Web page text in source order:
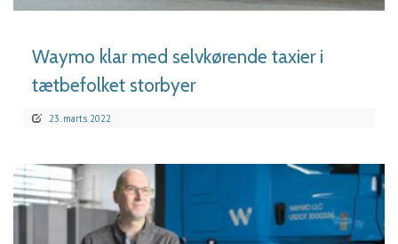
Waymo klar med selvkørende taxier i
tætbefolket storbyer
23. marts 2022